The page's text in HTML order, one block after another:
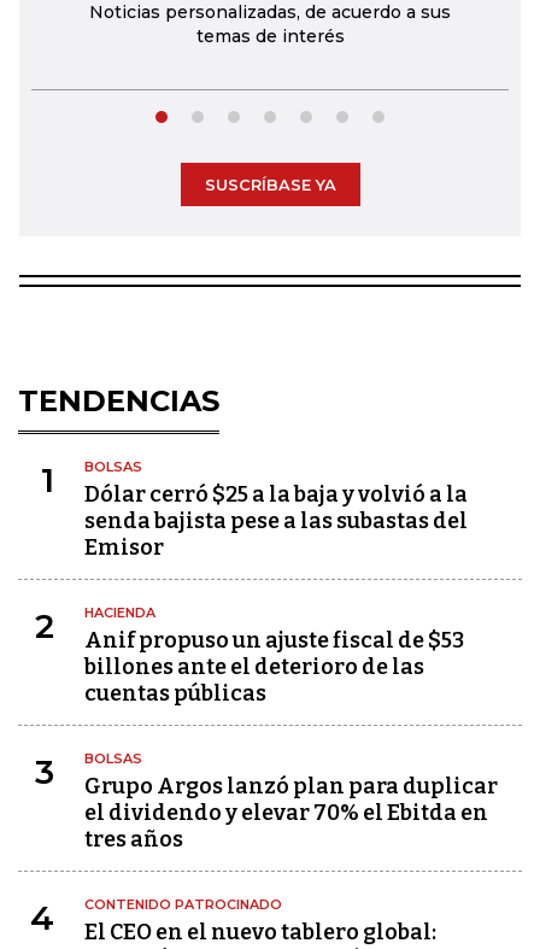
Noticias personalizadas, de acuerdo a sus
temas de interés
SUSCRÍBASE YA
TENDENCIAS
1 BOLSAS
Dólar cerró $25 a la baja y volvió a la
senda bajista pese a las subastas del
Emisor
2 HACIENDA
Anif propuso un ajuste fiscal de $53
billones ante el deterioro de las
cuentas públicas
3 BOLSAS
Grupo Argos lanzó plan para duplicar
el dividendo y elevar 70% el Ebitda en
tres años
4 CONTENIDO PATROCINADO
El CEO en el nuevo tablero global: